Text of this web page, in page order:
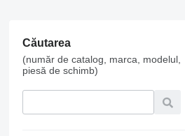
Căutarea
(număr de catalog, marca, modelul,
piesă de schimb)